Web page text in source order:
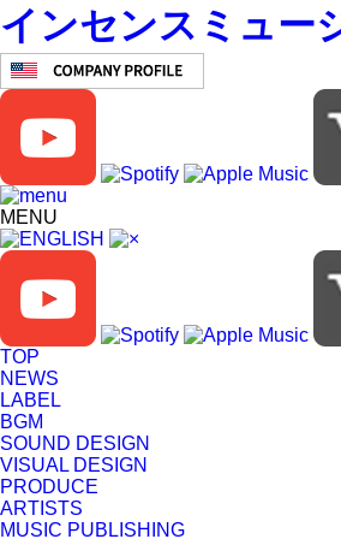
インセンスミュー
MENU
TOP
NEWS
LABEL
BGM
SOUND DESIGN
VISUAL DESIGN
PRODUCE
ARTISTS
MUSIC PUBLISHING